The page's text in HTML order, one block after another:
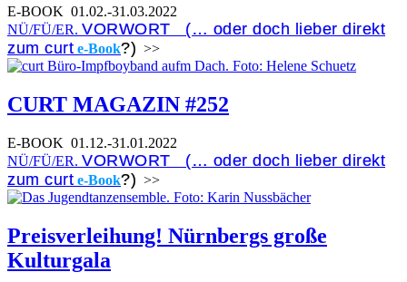
E-BOOK 01.02.-31.03.2022
NÜ/FÜ/ER. VORWORT (… oder doch lieber direkt
zum curt e-Book?) >>
CURT MAGAZIN #252
E-BOOK 01.12.-31.01.2022
NÜ/FÜ/ER. VORWORT (… oder doch lieber direkt
zum curt e-Book?) >>
Preisverleihung! Nürnbergs große
Kulturgala